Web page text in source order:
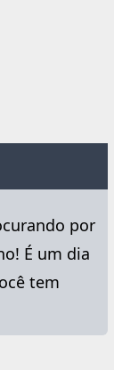
por
É um dia
tem